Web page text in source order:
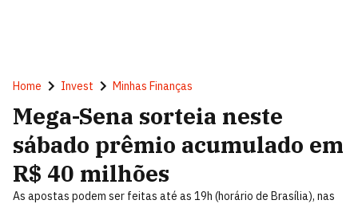
Home Invest Minhas Finanças
Mega-Sena sorteia neste
sábado prêmio acumulado em
R$ 40 milhões
As apostas podem ser feitas até as 19h (horário de Brasília), nas